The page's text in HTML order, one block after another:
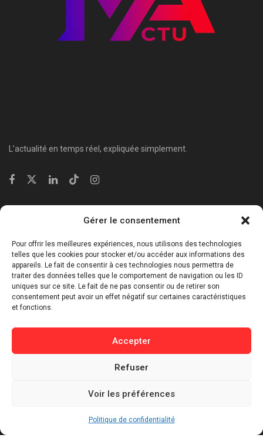
Gérer le consentement
Pour offrir les meilleures expériences, nous utilisons des technologies
telles que les cookies pour stocker et/ou accéder aux informations des
appareils. Le fait de consentir à ces technologies nous permettra de
traiter des données telles que le comportement de navigation ou les ID
uniques sur ce site. Le fait de ne pas consentir ou de retirer son
consentement peut avoir un effet négatif sur certaines caractéristiques
et fonctions.
Accepter
Refuser
Voir les préférences
Politique de confidentialité
L’actualité en temps réel, expliquée simplement.
Économie & Business
⁠Culture & Divertissement
⁠Tech & Innovation
Sport
Buzz / Insolite
Informations
Politique de cookies